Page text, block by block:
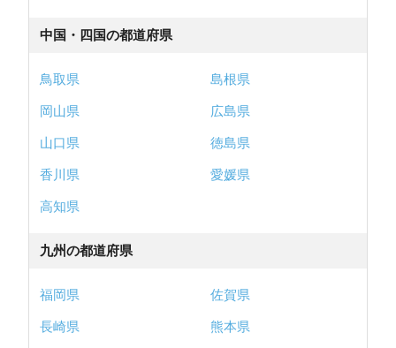
中国・四国の都道府県
鳥取県
島根県
岡山県
広島県
山口県
徳島県
香川県
愛媛県
高知県
九州の都道府県
福岡県
佐賀県
長崎県
熊本県